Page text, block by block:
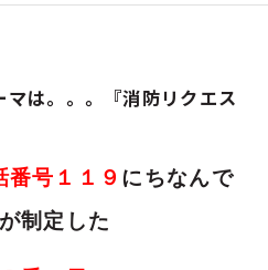
は。。。『消防リクエス
番号１１９ にちなんで
制定した